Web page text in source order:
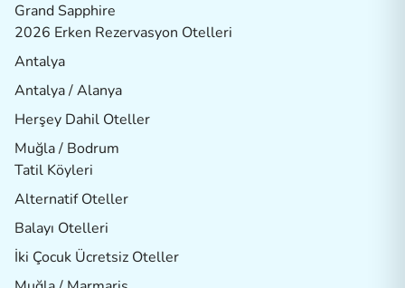
Grand Sapphire
2026 Erken Rezervasyon Otelleri
Antalya
Antalya / Alanya
Herşey Dahil Oteller
Muğla / Bodrum
Tatil Köyleri
Alternatif Oteller
Balayı Otelleri
İki Çocuk Ücretsiz Oteller